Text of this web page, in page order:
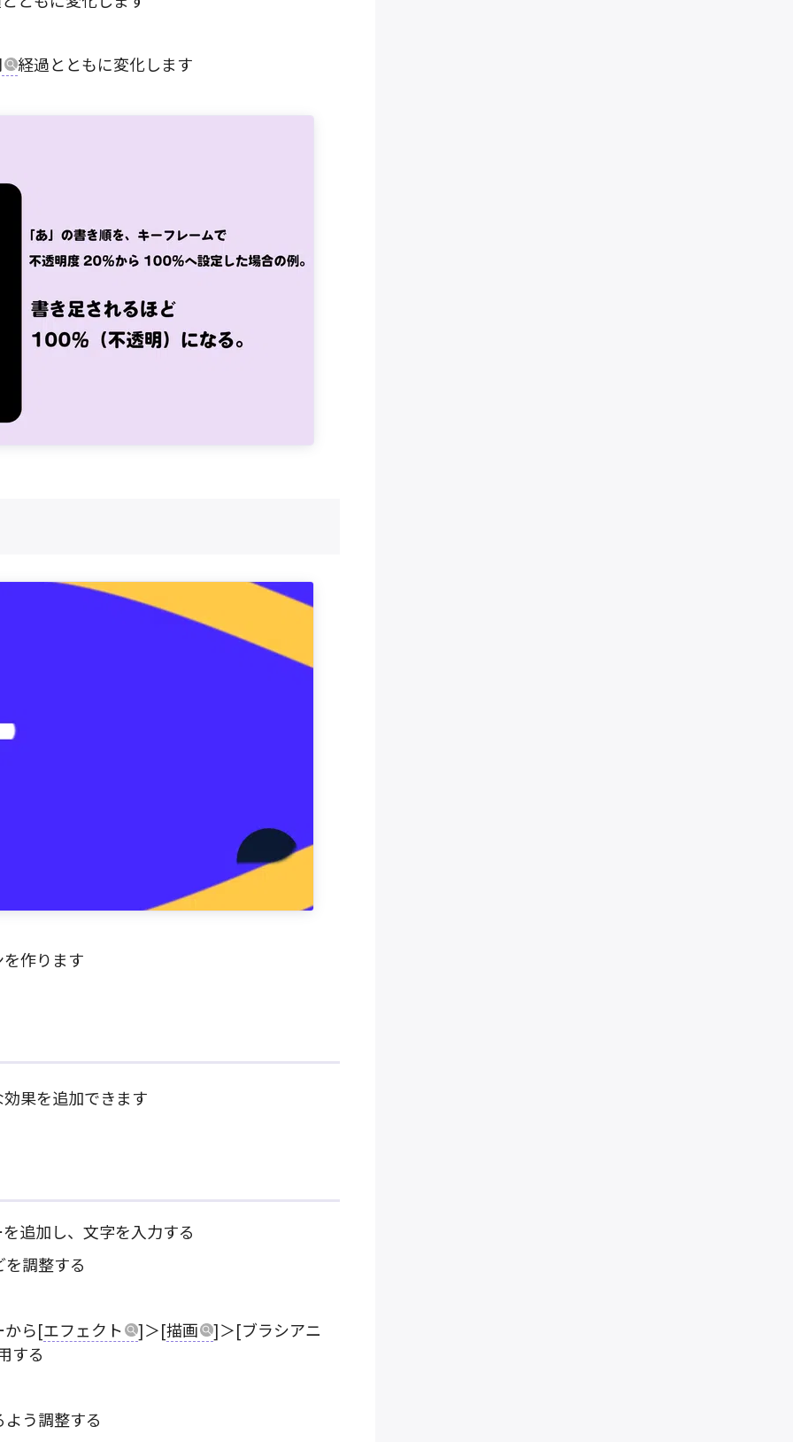
経過とともに変化します
作ります
果を追加できます
追加し、文字を入力する
調整する
から[エフェクト ]＞[描画
]＞[ブラシアニ
する
う調整する